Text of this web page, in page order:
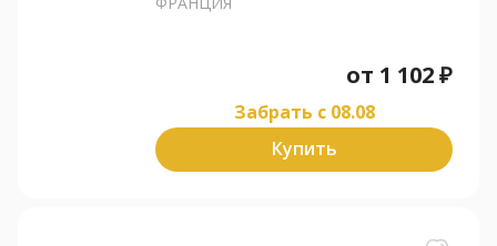
от 1 102₽
Забрать c 08.08
Купить